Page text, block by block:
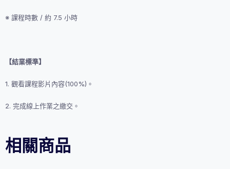
※ 課程時數 / 約 7.5 小時
【結業標準】
1. 觀看課程影片內容(100%)。
2. 完成線上作業之繳交。
相關商品